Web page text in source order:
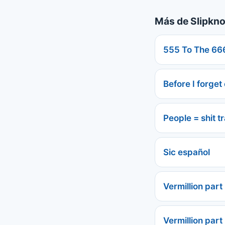
Más de
555 To The
Before I forget
People = shit
Sic español
Vermillion
Vermillion part